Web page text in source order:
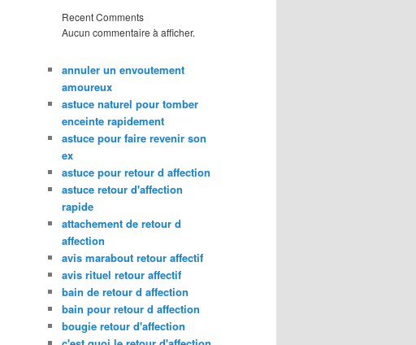
Recent Comments
Aucun commentaire à afficher.
annuler un envoutement
amoureux
astuce naturel pour tomber
enceinte rapidement
astuce pour faire revenir son
ex
astuce pour retour d affection
astuce retour d'affection
rapide
attachement de retour d
affection
avis marabout retour affectif
avis rituel retour affectif
bain de retour d affection
bain pour retour d affection
bougie retour d'affection